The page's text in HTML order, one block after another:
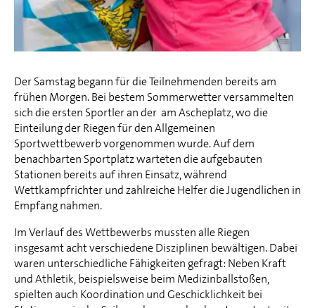
Der Samstag begann für die Teilnehmenden bereits am
frühen Morgen. Bei bestem Sommerwetter versammelten
sich die ersten Sportler an der am Ascheplatz, wo die
Einteilung der Riegen für den Allgemeinen
Sportwettbewerb vorgenommen wurde. Auf dem
benachbarten Sportplatz warteten die aufgebauten
Stationen bereits auf ihren Einsatz, während
Wettkampfrichter und zahlreiche Helfer die Jugendlichen in
Empfang nahmen.
Im Verlauf des Wettbewerbs mussten alle Riegen
insgesamt acht verschiedene Disziplinen bewältigen. Dabei
waren unterschiedliche Fähigkeiten gefragt: Neben Kraft
und Athletik, beispielsweise beim Medizinballstoßen,
spielten auch Koordination und Geschicklichkeit bei